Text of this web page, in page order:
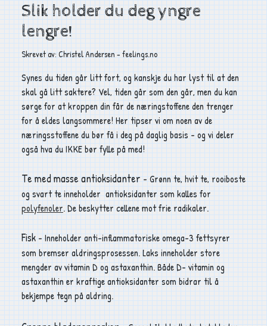
Slik holder du deg yngre
lengre!
Skrevet av: Christel Andersen - feelings.no
Synes du tiden går litt fort, og kanskje du har lyst til at den
skal gå litt saktere? Vel, tiden går som den går, men du kan
sørge for at kroppen din får de næringstoffene den trenger
for å eldes langsommere! Her tipser vi om noen av de
næringsstoffene du bør få i deg på daglig basis - og vi deler
også hva du IKKE bør fylle på med!
Te med masse antioksidanter - Grønn te, hvit te, rooiboste
og svart te inneholder antioksidanter som kalles for
polyfenoler. De beskytter cellene mot frie radikaler.
Fisk - Inneholder anti-inflammatoriske omega-3 fettsyrer
som bremser aldringsprosessen. Laks inneholder store
mengder av vitamin D og astaxanthin. Både D- vitamin og
astaxanthin er kraftige antioksidanter som bidrar til å
bekjempe tegn på aldring.